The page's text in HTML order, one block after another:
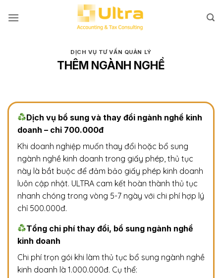
qua
DỊCH VỤ TƯ VẤN QUẢN LÝ
THÊM NGÀNH NGHỀ
Dịch vụ bổ sung và thay đổi ngành nghề kinh
doanh – chỉ 700.000đ
Khi doanh nghiệp muốn thay đổi hoặc bổ sung
ngành nghề kinh doanh trong giấy phép, thủ tục
này là bắt buộc để đảm bảo giấy phép kinh doanh
luôn cập nhật. ULTRA cam kết hoàn thành thủ tục
nhanh chóng trong vòng 5-7 ngày với chi phí hợp lý
chỉ 500.000đ.
Tổng chi phí thay đổi, bổ sung ngành nghề
kinh doanh
Chi phí trọn gói khi làm thủ tục bổ sung ngành nghề
kinh doanh là 1.000.000đ. Cụ thể: